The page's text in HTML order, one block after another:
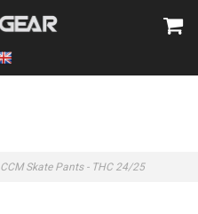
CCM Skate Pants - THC 24/25